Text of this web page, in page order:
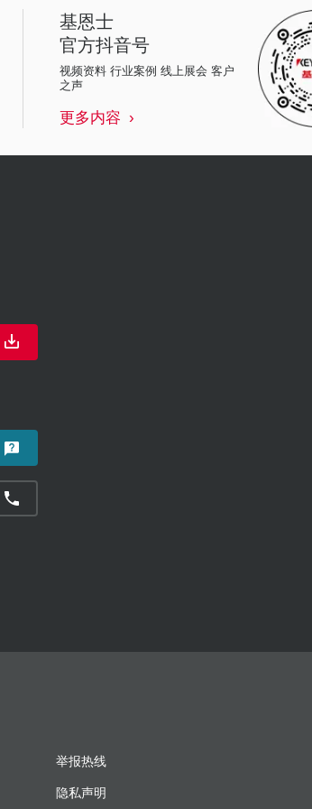
基恩士
官方抖音号
视频资料 行业案例 线上展会 客户
之声
更多内容
举报热线
隐私声明